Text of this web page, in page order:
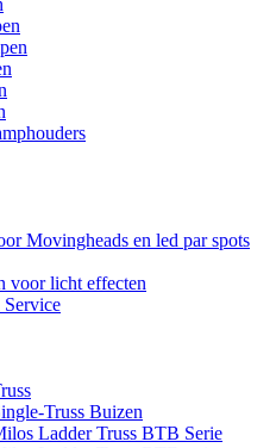
Movingheads en led par spots
voor licht effecten
Truss Buizen
Ladder Truss BTB Serie